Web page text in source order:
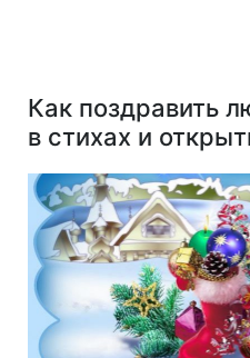
Как поздравить
в стихах и